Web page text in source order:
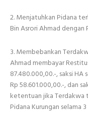
2. Menjatuhkan Pidana
Bin Asrori Ahmad dengan
3. Membebankan
Ahmad membayar
87.480.000,00.-, saksi HA
Rp 58.601.000,00.-, dan
ketentuan jika Terdakwa
Pidana Kurungan selama